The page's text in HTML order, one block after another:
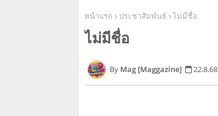
หน้าแรก ประชาสัมพันธ์ ไม่มีชื่อ
ไม่มีชื่อ
Mag [Maggazine] 22.8.68